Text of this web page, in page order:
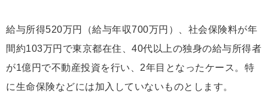
給与所得520万円（給与年収700万円）、社会保険料が年
間約103万円で東京都在住、40代以上の独身の給与所得者
が1億円で不動産投資を行い、2年目となったケース。特
に生命保険などには加入していないものとします。